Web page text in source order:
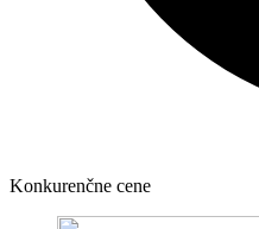
Konkurenčne cene